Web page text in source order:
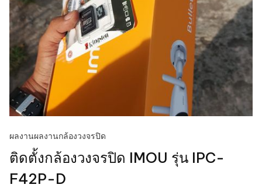
ผลงานผลงานกล้องวงจรปิด
ติดตั้งกล้องวงจรปิด IMOU รุ่น IPC-
F42P-D